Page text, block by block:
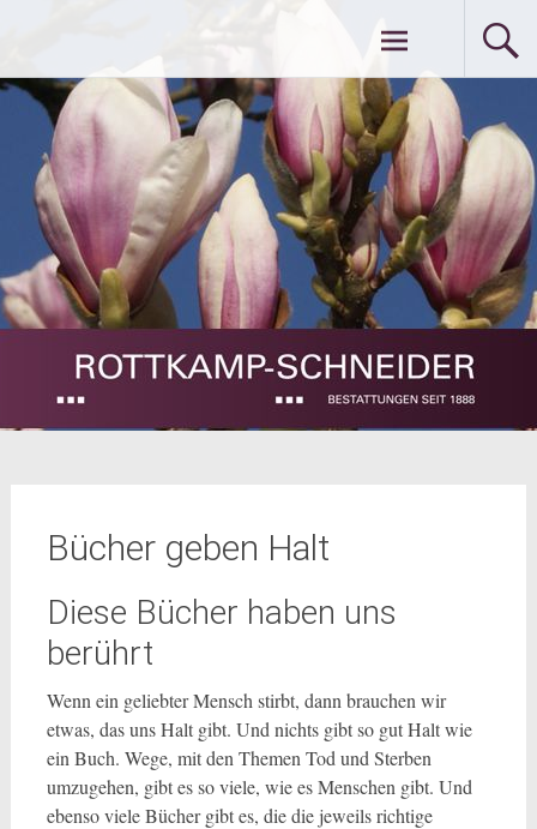
Rottkamp – Schneider … Bestattungen
seit 1888
Bücher geben Halt
Diese Bücher haben uns
berührt
Wenn ein geliebter Mensch stirbt, dann brauchen wir
etwas, das uns Halt gibt. Und nichts gibt so gut Halt wie
ein Buch. Wege, mit den Themen Tod und Sterben
umzugehen, gibt es so viele, wie es Menschen gibt. Und
ebenso viele Bücher gibt es, die die jeweils richtige